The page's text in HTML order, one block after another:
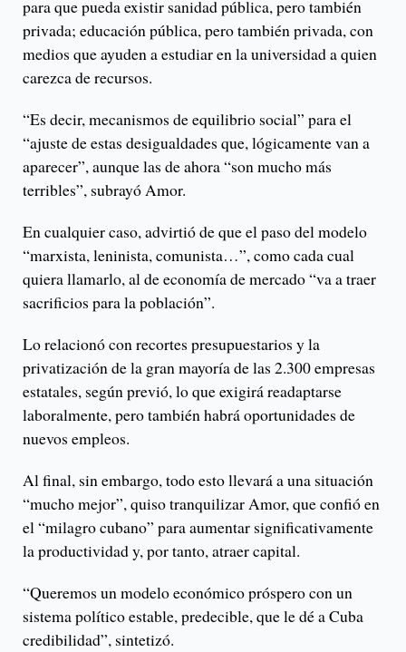
para que pueda existir sanidad pública, pero también
privada; educación pública, pero también privada, con
medios que ayuden a estudiar en la universidad a quien
carezca de recursos.
“Es decir, mecanismos de equilibrio social” para el
“ajuste de estas desigualdades que, lógicamente van a
aparecer”, aunque las de ahora “son mucho más
terribles”, subrayó Amor.
En cualquier caso, advirtió de que el paso del modelo
“marxista, leninista, comunista…”, como cada cual
quiera llamarlo, al de economía de mercado “va a traer
sacrificios para la población”.
Lo relacionó con recortes presupuestarios y la
privatización de la gran mayoría de las 2.300 empresas
estatales, según previó, lo que exigirá readaptarse
laboralmente, pero también habrá oportunidades de
nuevos empleos.
Al final, sin embargo, todo esto llevará a una situación
“mucho mejor”, quiso tranquilizar Amor, que confió en
el “milagro cubano” para aumentar significativamente
la productividad y, por tanto, atraer capital.
“Queremos un modelo económico próspero con un
sistema político estable, predecible, que le dé a Cuba
credibilidad”, sintetizó.